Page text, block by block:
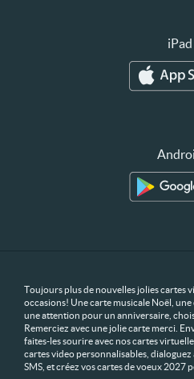
iPad
Toujours plus de nouvelles jolies cartes
occasions! Une carte musicale Noël,
une attention pour un anniversaire,
Remerciez avec une jolie carte merci.
faites-les sourire avec nos cartes
cartes video personnalisables, dialoguez
SMS, et créez vos cartes de voeux 2027